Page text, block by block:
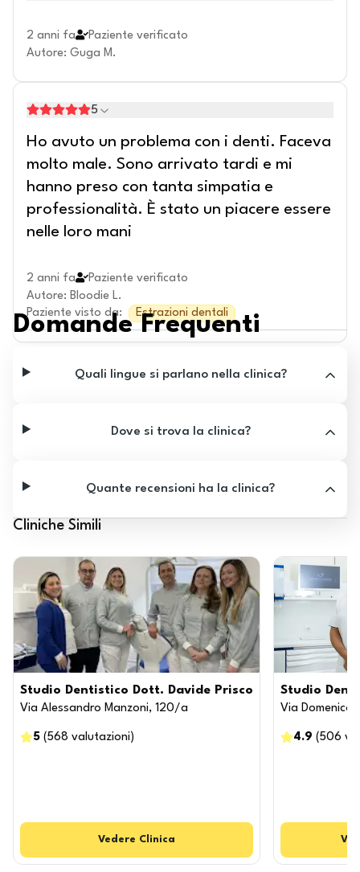
2 anni fa
Paziente verificato
Autore: Guga M.
5
Ho avuto un problema con i denti. Faceva
molto male. Sono arrivato tardi e mi
hanno preso con tanta simpatia e
professionalità. È stato un piacere essere
nelle loro mani
2 anni fa
Paziente verificato
Autore: Bloodie L.
Paziente visto da: Estrazioni dentali
Domande Frequenti
Quali lingue si parlano nella clinica?
Dove si trova la clinica?
Quante recensioni ha la clinica?
Cliniche Simili
Studio Dentistico Dott. Davide Prisco
Via Alessandro Manzoni, 120/a
5 (568 valutazioni )
Vedere Clinica
Studio
Via Domenico
4.9 (506